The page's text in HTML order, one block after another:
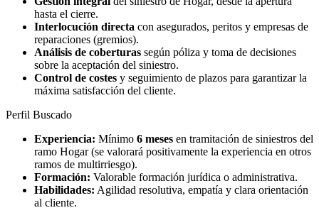
hasta el cierre.
Interlocución directa con asegurados, peritos y empresas de
reparaciones (gremios).
Análisis de coberturas según póliza y toma de decisiones
sobre la aceptación del siniestro.
Control de costes y seguimiento de plazos para garantizar la
máxima satisfacción del cliente.
Perfil Buscado
Experiencia: Mínimo 6 meses en tramitación de siniestros del
ramo Hogar (se valorará positivamente la experiencia en otros
ramos de multirriesgo).
Formación: Valorable formación jurídica o administrativa.
Habilidades: Agilidad resolutiva, empatía y clara orientación
al cliente.